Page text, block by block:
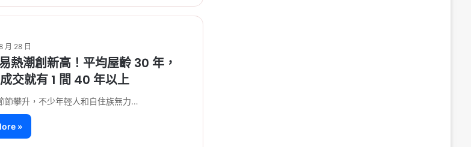
月 28 日
熱潮創新高！平均屋齡 30 年，
交就有 1 間 40 年以上
節攀升，不少年輕人和自住族無力…
»